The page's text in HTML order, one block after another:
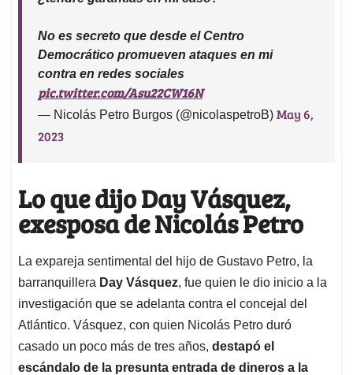
No es secreto que desde el Centro
Democrático promueven ataques en mi
contra en redes sociales
pic.twitter.com/Asu22CW16N
— Nicolás Petro Burgos (@nicolaspetroB) May 6,
2023
Lo que dijo Day Vásquez,
exesposa de Nicolás Petro
La expareja sentimental del hijo de Gustavo Petro, la
barranquillera Day Vásquez, fue quien le dio inicio a la
investigación que se adelanta contra el concejal del
Atlántico. Vásquez, con quien Nicolás Petro duró
casado un poco más de tres años, destapó el
escándalo de la presunta entrada de dineros a la